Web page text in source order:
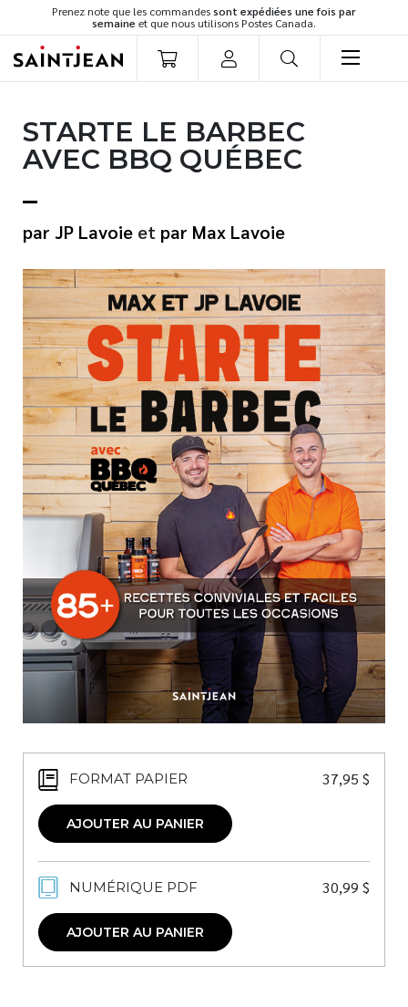
Prenez note que les commandessont expédiées une fois par
semaine et que nous utilisons Postes Canada.
Romans
Cuisine
Spiritualité
Famille
Culture générale
Témoignages
Vie pratique
Finances
Nouveautés
Numérique
Livres audio
Meilleurs vendeurs
Page vedette
AUTEURS
À PROPOS
CONTACT
STARTE LE BARBEC
AVEC BBQ QUÉBEC
JP Lavoie et Max Lavoie
FORMAT PAPIER 37,95 $
AJOUTER AU PANIER
NUMÉRIQUE PDF 30,99 $
AJOUTER AU PANIER